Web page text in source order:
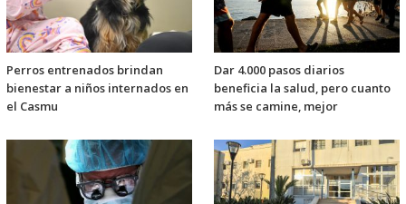
Perros entrenados brindan
bienestar a niños internados en
el Casmu
Dar 4.000 pasos diarios
beneficia la salud, pero cuanto
más se camine, mejor